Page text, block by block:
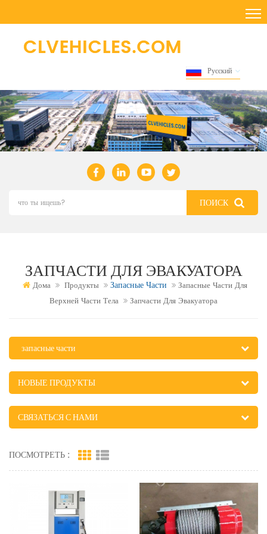
Русский
ЗАПЧАСТИ ДЛЯ ЭВАКУАТОРА
Дома Продукты Запасные Части
Запасные Части Для
Верхней Части Тела
Запчасти Для Эвакуатора
запасные части
НОВЫЕ ПРОДУКТЫ
СВЯЗАТЬСЯ С НАМИ
ПОСМОТРЕТЬ :